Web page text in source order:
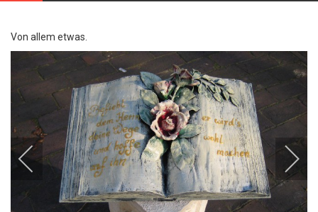
Von allem etwas.